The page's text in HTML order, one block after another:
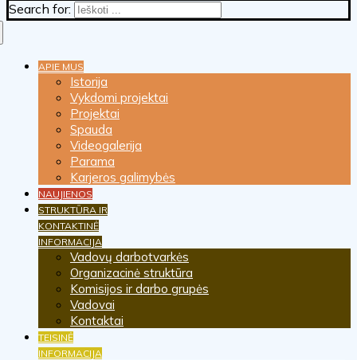
Search for:
APIE MUS
Istorija
Vykdomi projektai
Projektai
Spauda
Videogalerija
Parama
Karjeros galimybės
NAUJIENOS
STRUKTŪRA IR
KONTAKTINĖ
INFORMACIJA
Vadovų darbotvarkės
Organizacinė struktūra
Komisijos ir darbo grupės
Vadovai
Kontaktai
TEISINĖ
INFORMACIJA